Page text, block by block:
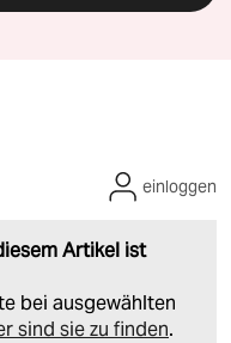
Artikel ist
bei ausgewählten
sind sie zu finden.
einloggen